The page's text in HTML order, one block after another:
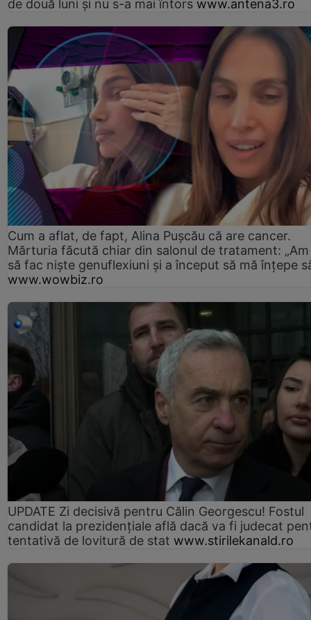
de două luni și nu s-a mai întors www.antena3.ro
Cum a aflat, de fapt, Alina Pușcău că are cancer.
Mărturia făcută chiar din salonul de tratament:
să fac niște genuflexiuni și a început să mă înțepe
www.wowbiz.ro
UPDATE Zi decisivă pentru Călin Georgescu! Fostul
candidat la prezidențiale află dacă va fi judecat
tentativă de lovitură de stat www.stirilekanald.ro